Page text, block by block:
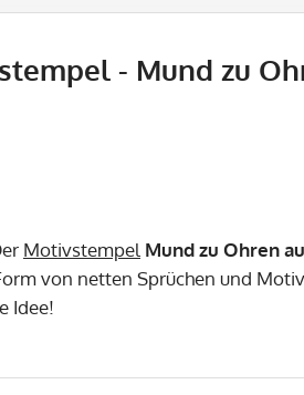
- Mund zu
Motivstempel Mund zu Ohren
von netten Sprüchen und
Idee!